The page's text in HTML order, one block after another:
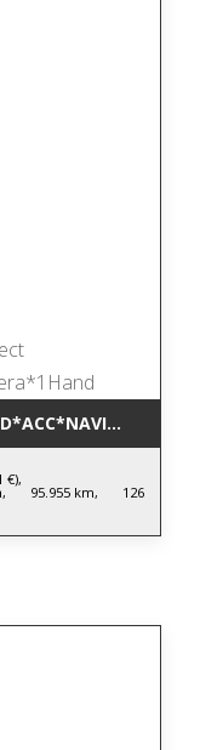
€),
95.955 km, 126